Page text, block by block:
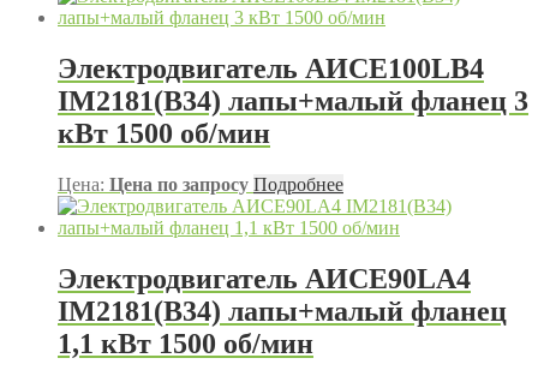
Электродвигатель АИСЕ100LB4
IM2181(B34) лапы+малый фланец 3
кВт 1500 об/мин
Цена: Цена по запросу Подробнее
Электродвигатель АИСЕ90LA4
IM2181(B34) лапы+малый фланец
1,1 кВт 1500 об/мин